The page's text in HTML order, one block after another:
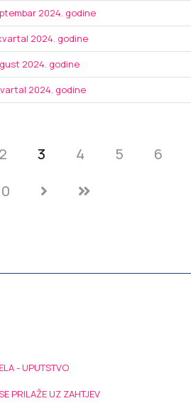
2024. godine
2024. godine
2024. godine
2024. godine
2 3 4 5
6
- UPUTSTVO
PRILAŽE UZ ZAHTJEV